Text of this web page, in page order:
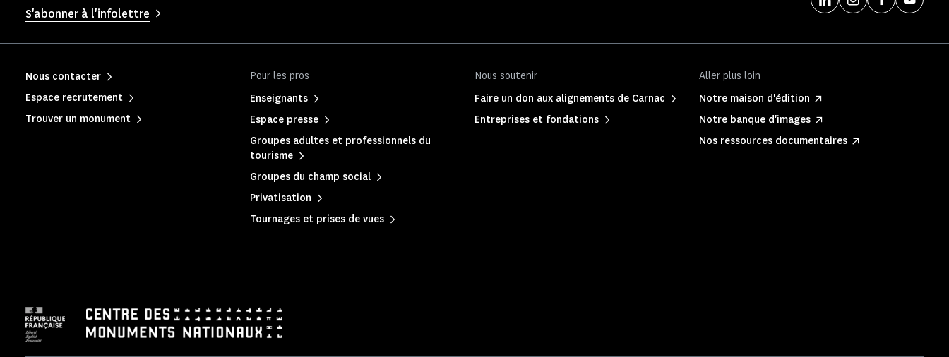
S'abonner à l'infolettre
Pour les pros
Enseignants
Espace presse
Groupes adultes et professionnels du
tourisme
Groupes du champ social
Privatisation
Tournages et prises de vues
Nous soutenir
Faire un don aux alignements de Carnac
Entreprises et fondations
Aller plus loin
Notre maison d'édition
Notre banque d'images
Nos ressources documentaires
Nous contacter
Espace recrutement
Trouver un monument